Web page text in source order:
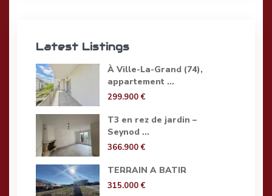
Latest Listings
À Ville-La-Grand (74),
appartement ...
299.900 €
T3 en rez de jardin –
Seynod ...
366.900 €
TERRAIN A BATIR
315.000 €